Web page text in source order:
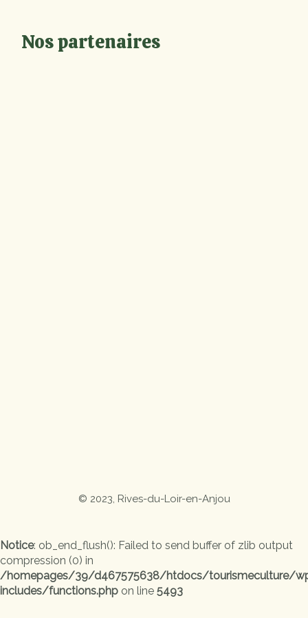
Nos partenaires
© 2023, Rives-du-Loir-en-Anjou
Notice: ob_end_flush(): Failed to send buffer of zlib output
compression (0) in
/homepages/39/d467575638/htdocs/tourismeculture/
includes/functions.php on line 5493